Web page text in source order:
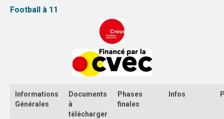
LOCALISATION INSTALLATIONS
INTER-LIGUES
UNIVERSITÉS
ÉCOLES
BORDEAUX
Football à 11
Informations
Générales
Documents
à
télécharger
Phases
finales
Infos